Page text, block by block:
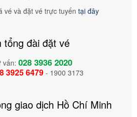
vé và đặt vé trực tuyến tại đây
tổng đài đặt vé
vấn: 028 3936 2020
3925 6479 - 1900 3173
giao dịch Hồ Chí Minh